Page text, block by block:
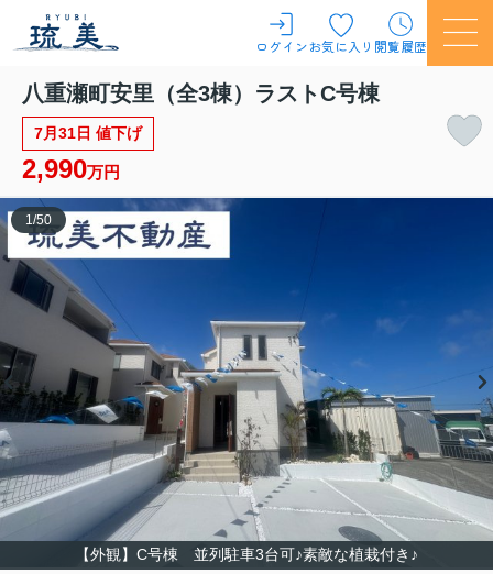
ログインお気に入り 閲覧履歴
八重瀬町安里（全3棟）ラストC号棟
7月31日 値下げ
2,990万円
【外観】C号棟 並列駐車3台可♪素敵な植栽付き♪
1 /50